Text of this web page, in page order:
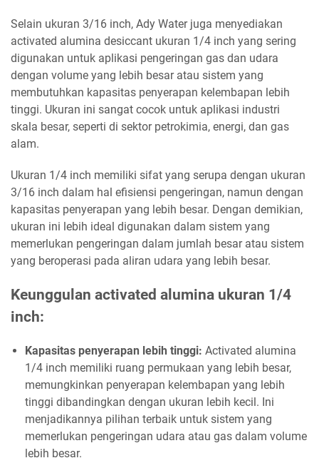
Selain ukuran 3/16 inch, Ady Water juga menyediakan
activated alumina desiccant ukuran 1/4 inch yang sering
digunakan untuk aplikasi pengeringan gas dan udara
dengan volume yang lebih besar atau sistem yang
membutuhkan kapasitas penyerapan kelembapan lebih
tinggi. Ukuran ini sangat cocok untuk aplikasi industri
skala besar, seperti di sektor petrokimia, energi, dan gas
alam.
Ukuran 1/4 inch memiliki sifat yang serupa dengan ukuran
3/16 inch dalam hal efisiensi pengeringan, namun dengan
kapasitas penyerapan yang lebih besar. Dengan demikian,
ukuran ini lebih ideal digunakan dalam sistem yang
memerlukan pengeringan dalam jumlah besar atau sistem
yang beroperasi pada aliran udara yang lebih besar.
Keunggulan activated alumina ukuran 1/4
inch:
Kapasitas penyerapan lebih tinggi: Activated alumina
1/4 inch memiliki ruang permukaan yang lebih besar,
memungkinkan penyerapan kelembapan yang lebih
tinggi dibandingkan dengan ukuran lebih kecil. Ini
menjadikannya pilihan terbaik untuk sistem yang
memerlukan pengeringan udara atau gas dalam volume
lebih besar.